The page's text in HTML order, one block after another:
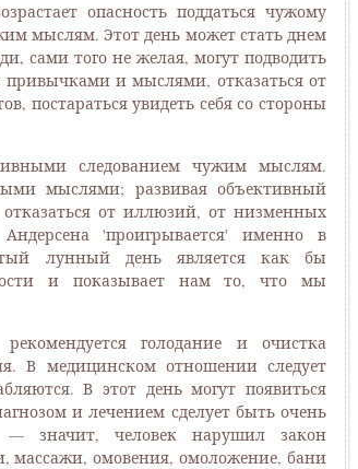
опасность поддаться чужому
мыслям. Этот день может стать днем
сами того не желая, могут подводить
привычками и мыслями, отказаться от
постараться увидеть себя со стороны
следованием чужим мыслям.
мыслями; развивая объективный
отказаться от иллюзий, от низменных
'проигрывается' именно в
лунный день является как бы
и показывает нам то, что мы
голодание и очистка
В медицинском отношении следует
В этот день могут появиться
и лечением сделует быть очень
— значит, человек нарушил закон
массажи, омовения, омоложение, бани